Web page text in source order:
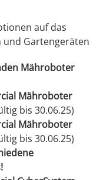
auf das
und Gartengeräten
Mähroboter
Mähroboter
bis 30.06.25)
Mähroboter
bis 30.06.25)